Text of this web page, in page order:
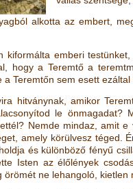
alkotta az embert,
kiformálta emberi
hogy a Teremtő a
Teremtőn sem esett
hitványnak, amikor
le
Nemde mindaz, amit
amely körülvesz téged.
és különböző fényű
Isten az élőlények
ne lehangoló,